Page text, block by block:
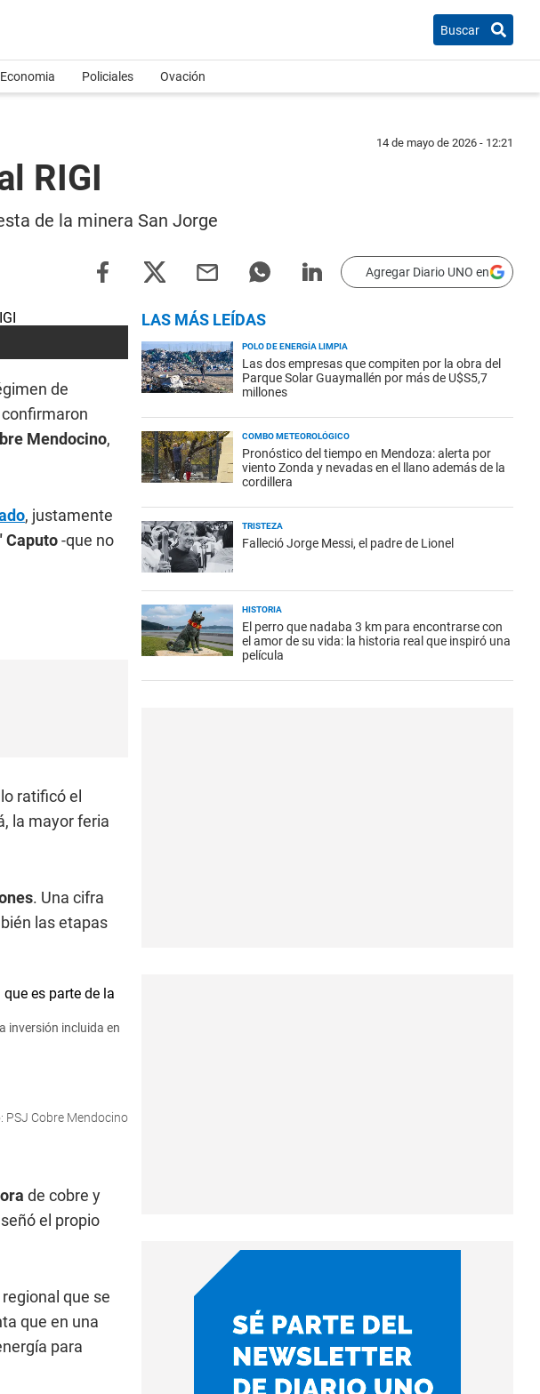
Buscar
Economia Policiales Ovación
14 de mayo de 2026 - 12:21
RIGI
de la minera San Jorge
Agregar Diario UNO en
de
Mendocino,
, justamente
Caputo-que no
ratificó el
la mayor feria
. Una cifra
las etapas
inversión incluida en
PSJ Cobre Mendocino
de cobre y
el propio
que se
que en una
para
LAS MÁS LEÍDAS
POLO DE ENERGÍA LIMPIA
Las dos empresas que compiten por la obra del
Parque Solar Guaymallén por más de U$S5,7
millones
COMBO METEOROLÓGICO
Pronóstico del tiempo en Mendoza: alerta por
viento Zonda y nevadas en el llano además de la
cordillera
TRISTEZA
Falleció Jorge Messi, el padre de Lionel
HISTORIA
El perro que nadaba 3 km para encontrarse con
el amor de su vida: la historia real que inspiró una
película